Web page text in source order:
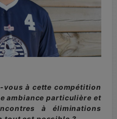
vous à cette compétition
ambiance particulière et
à éliminations